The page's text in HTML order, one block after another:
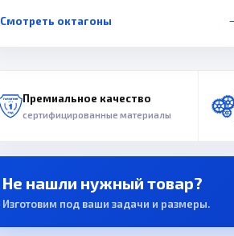
Смотреть октагоны
Премиальное качество
сертифицированные материалы
Не нашли нужный товар?
Изготовим под ваши задачи и размеры.